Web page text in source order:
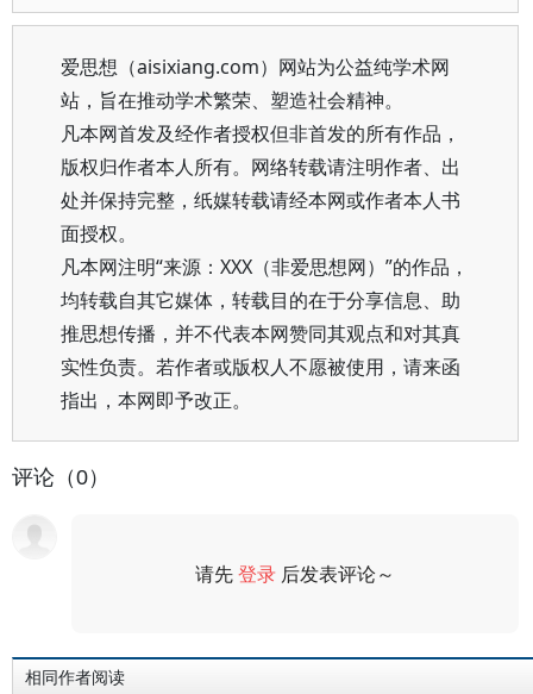
爱思想（aisixiang.com）网站为公益纯学术网
站，旨在推动学术繁荣、塑造社会精神。
凡本网首发及经作者授权但非首发的所有作品，
版权归作者本人所有。网络转载请注明作者、出
处并保持完整，纸媒转载请经本网或作者本人书
面授权。
凡本网注明“来源：XXX（非爱思想网）”的作品，
均转载自其它媒体，转载目的在于分享信息、助
推思想传播，并不代表本网赞同其观点和对其真
实性负责。若作者或版权人不愿被使用，请来函
指出，本网即予改正。
评论（0）
请先登录 后发表评论～
相同作者阅读